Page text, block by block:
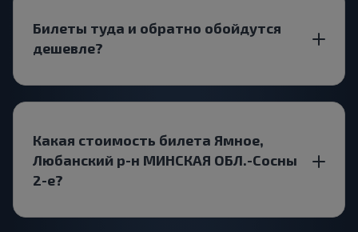
Билеты туда и обратно обойдутся
дешевле?
Какая стоимость билета Ямное,
Любанский р-н МИНСКАЯ ОБЛ.-Сосны
2-е?